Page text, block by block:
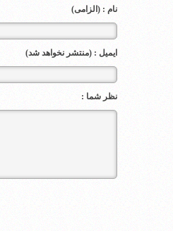
نام : (الزامی)
ایمیل : (منتشر نخواهد شد)
نظر شما :